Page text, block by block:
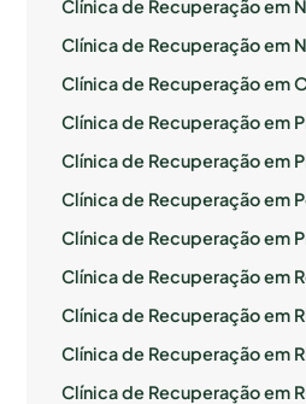
Clínica de Recuperação em
Clínica de Recuperação em
Clínica de Recuperação em
Clínica de Recuperação em
Clínica de Recuperação em
Clínica de Recuperação em
Clínica de Recuperação em
Clínica de Recuperação em
Clínica de Recuperação em
Clínica de Recuperação em
Clínica de Recuperação em